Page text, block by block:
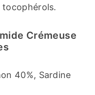
tocophérols.
Crémeuse
40%, Sardine